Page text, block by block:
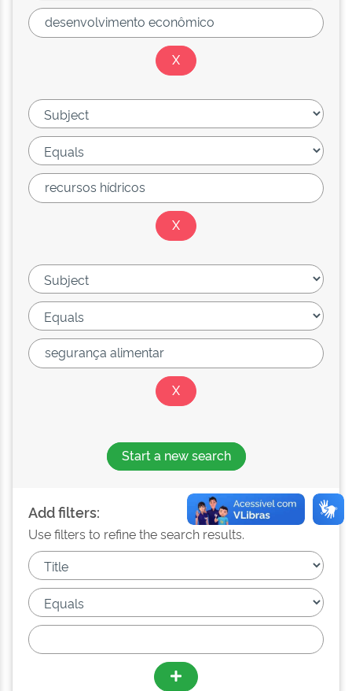
Start a new search
Add filters:
Use filters to refine the search results.